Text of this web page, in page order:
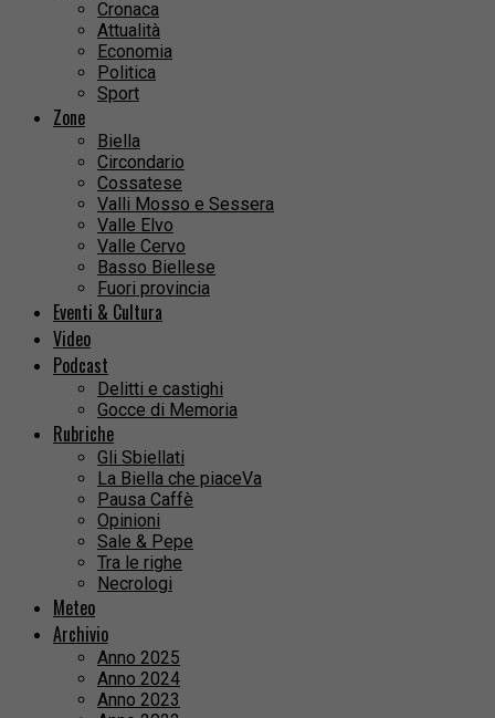
Cronaca
Attualità
Economia
Politica
Sport
Zone
Biella
Circondario
Cossatese
Valli Mosso e Sessera
Valle Elvo
Valle Cervo
Basso Biellese
Fuori provincia
Eventi & Cultura
Video
Podcast
Delitti e castighi
Gocce di Memoria
Rubriche
Gli Sbiellati
La Biella che piaceVa
Pausa Caffè
Opinioni
Sale & Pepe
Tra le righe
Necrologi
Meteo
Archivio
Anno 2025
Anno 2024
Anno 2023